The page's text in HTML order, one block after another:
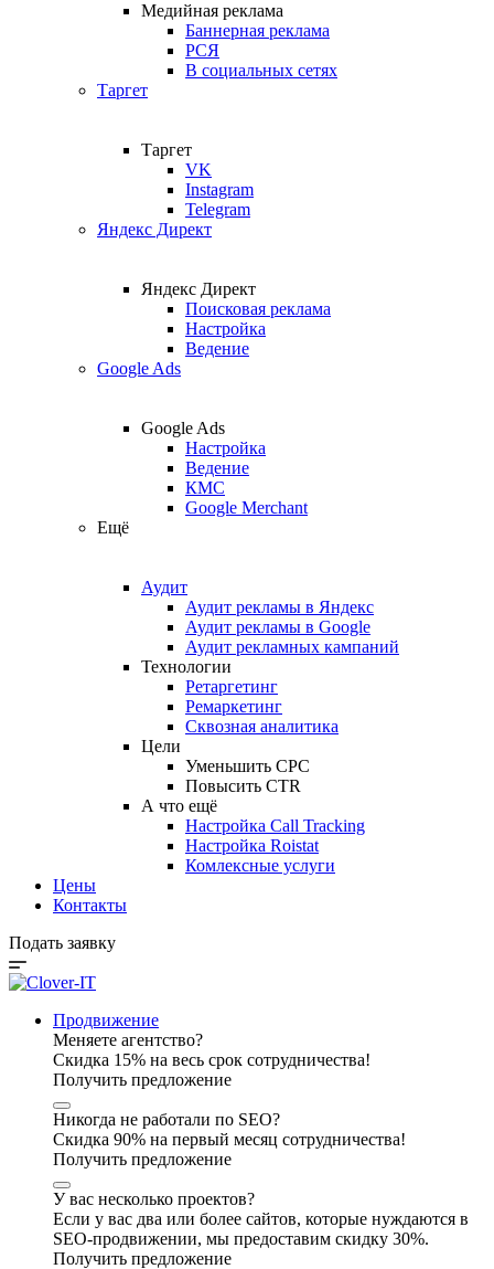
Медийная реклама
Баннерная реклама
РСЯ
В социальных сетях
Таргет
Таргет
VK
Instagram
Telegram
Яндекс Директ
Яндекс Директ
Поисковая реклама
Настройка
Ведение
Google Ads
Google Ads
Настройка
Ведение
КМС
Google Merchant
Ещё
Аудит
Аудит рекламы в Яндекс
Аудит рекламы в Google
Аудит рекламных кампаний
Технологии
Ретаргетинг
Ремаркетинг
Сквозная аналитика
Цели
Уменьшить CPC
Повысить CTR
А что ещё
Настройка Call Tracking
Настройка Roistat
Комлексные услуги
Цены
Контакты
Подать заявку
Продвижение
Меняете агентство?
Скидка 15% на весь срок сотрудничества!
Получить предложение
Никогда не работали по SEO?
Скидка 90% на первый месяц сотрудничества!
Получить предложение
У вас несколько проектов?
Если у вас два или более сайтов, которые нуждаются в
SEO-продвижении, мы предоставим скидку 30%.
Получить предложение